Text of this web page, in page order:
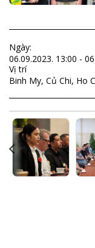
Ngày:
06.09.2023. 13:00 -
Vị trí
Binh My, Củ Chi, Ho